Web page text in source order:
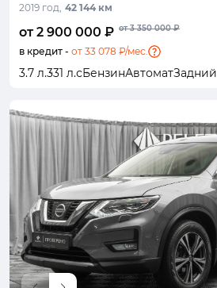
2019 год, 42 144 км
от 2 900 000 ₽ от 3 350 000 ₽
в кредит - от 33 078 ₽/мес.
3.7 л.331 л.сБензинАвтоматЗадний